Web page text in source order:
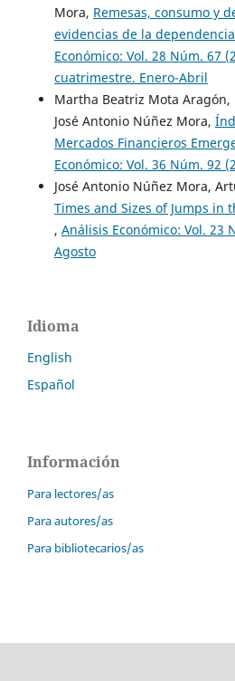
Mora, Remesas, consumo y
evidencias de la
Económico: Vol. 28 Núm. 67
cuatrimestre. Enero-Abril
Martha Beatriz Mota Aragón,
José Antonio Núñez Mora,
Mercados Financieros
Económico: Vol. 36 Núm. 92
José Antonio Núñez Mora,
Times and Sizes of Jumps in
, Análisis Económico: Vol. 23
Agosto
Idioma
English
Español
Información
Para lectores/as
Para autores/as
Para bibliotecarios/as